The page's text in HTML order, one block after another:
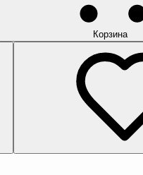
Корзина